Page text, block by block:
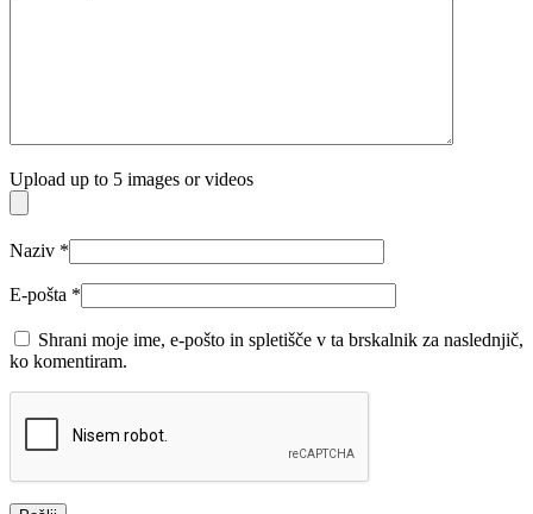
Upload up to 5 images or videos
Naziv *
E-pošta *
Shrani moje ime, e-pošto in spletišče v ta brskalnik za naslednjič,
ko komentiram.